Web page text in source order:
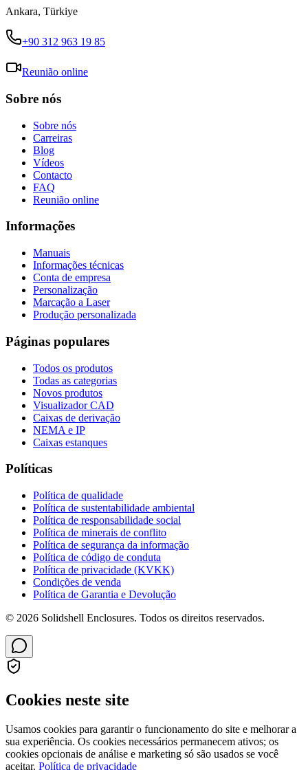
Ankara, Türkiye
+90 312 963 19 85
Reunião online
Sobre nós
Sobre nós
Carreiras
Blog
Vídeos
Contacto
FAQ
Reunião online
Informações
Manuais
Informações técnicas
Conta de empresa
Personalização
Marcação a Laser
Produção personalizada
Páginas populares
Todos os produtos
Todas as categorias
Novos produtos
Visualizador CAD
Caixas de derivação
NEMA e IP
Caixas estanques
Políticas
Política de qualidade
Política de sustentabilidade ambiental
Política de responsabilidade social
Política de minerais de conflito
Política de segurança da informação
Política de código de conduta
Política de privacidade (KVKK)
Condições de venda
Política de Garantia e Devolução
© 2026 Solidshell Enclosures. Todos os direitos reservados.
Cookies neste site
Usamos cookies para garantir o funcionamento do site e melhorar a
sua experiência. Os cookies necessários permanecem ativos; os
cookies opcionais de análise e marketing só são usados se você
aceitar. Política de privacidade